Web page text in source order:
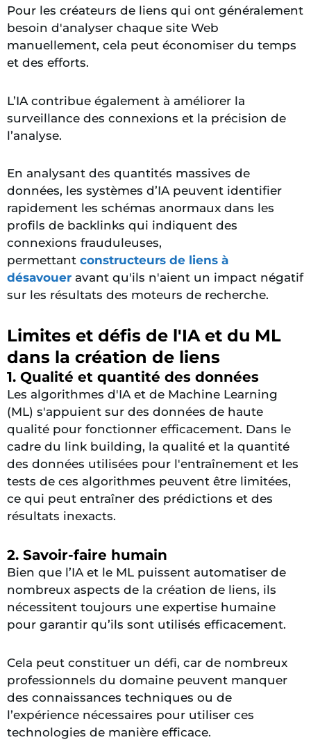
Pour les créateurs de liens qui ont généralement
besoin d'analyser chaque site Web
manuellement, cela peut économiser du temps
et des efforts.
L’IA contribue également à améliorer la
surveillance des connexions et la précision de
l’analyse.
En analysant des quantités massives de
données, les systèmes d’IA peuvent identifier
rapidement les schémas anormaux dans les
profils de backlinks qui indiquent des
connexions frauduleuses,
permettant constructeurs de liens à
désavouer avant qu'ils n'aient un impact négatif
sur les résultats des moteurs de recherche.
Limites et défis de l'IA et du ML
dans la création de liens
1. Qualité et quantité des données
Les algorithmes d'IA et de Machine Learning
(ML) s'appuient sur des données de haute
qualité pour fonctionner efficacement. Dans le
cadre du link building, la qualité et la quantité
des données utilisées pour l'entraînement et les
tests de ces algorithmes peuvent être limitées,
ce qui peut entraîner des prédictions et des
résultats inexacts.
2. Savoir-faire humain
Bien que l’IA et le ML puissent automatiser de
nombreux aspects de la création de liens, ils
nécessitent toujours une expertise humaine
pour garantir qu’ils sont utilisés efficacement.
Cela peut constituer un défi, car de nombreux
professionnels du domaine peuvent manquer
des connaissances techniques ou de
l’expérience nécessaires pour utiliser ces
technologies de manière efficace.